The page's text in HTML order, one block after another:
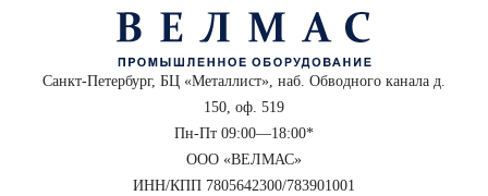
Санкт-Петербург, БЦ «Металлист», наб. Обводного канала д.
150, оф. 519
Пн-Пт 09:00—18:00*
ООО «ВЕЛМАС»
ИНН/КПП 7805642300/783901001